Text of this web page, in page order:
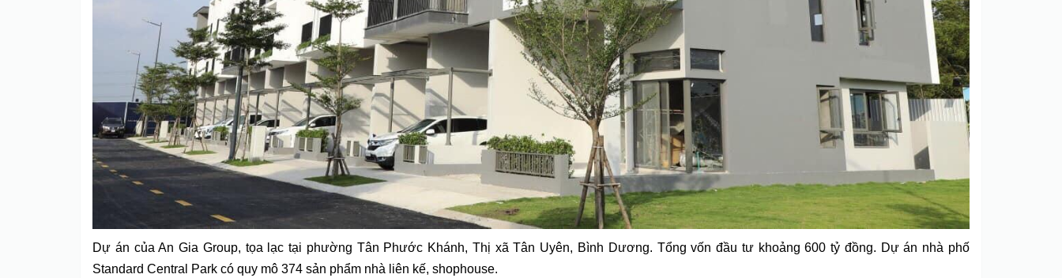
Dự án của An Gia Group, tọa lạc tại phường Tân Phước Khánh, Thị xã Tân Uyên, Bình Dương. Tổng vốn đầu tư khoảng 600 tỷ đồng. Dự án nhà phố
Standard Central Park có quy mô 374 sản phẩm nhà liên kế, shophouse.